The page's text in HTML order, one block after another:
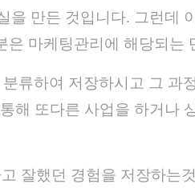
만든 것입니다. 그런데
마케팅관리에 해당되는
류하여 저장하시고 그 과
해 또다른 사업을 하거나
잘했던 경험을 저장하는